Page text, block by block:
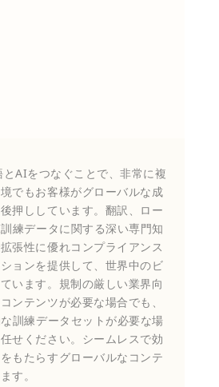
AIをつなぐことで、非常に複
でもお客様がグローバルな成
押ししています。翻訳、ロー
練データに関する深い専門知
張性に優れコンプライアンス
ョンを提供して、世界中のビ
います。規制の厳しい業界向
ンテンツが必要な場合でも、
訓練データセットが必要な場
せください。シームレスで効
もたらすグローバルなコンテ
す。